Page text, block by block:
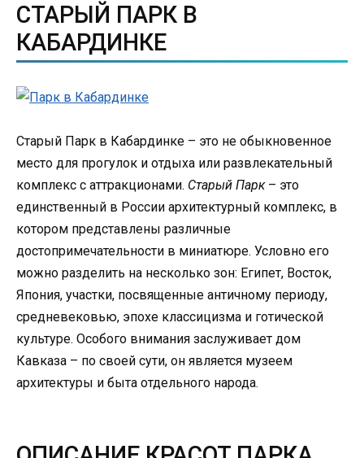
СТАРЫЙ ПАРК В
КАБАРДИНКЕ
Старый Парк в Кабардинке – это не обыкновенное
место для прогулок и отдыха или развлекательный
комплекс с аттракционами. Старый Парк– это
единственный в России архитектурный комплекс, в
котором представлены различные
достопримечательности в миниатюре. Условно его
можно разделить на несколько зон: Египет, Восток,
Япония, участки, посвященные античному периоду,
средневековью, эпохе классицизма и готической
культуре. Особого внимания заслуживает дом
Кавказа – по своей сути, он является музеем
архитектуры и быта отдельного народа.